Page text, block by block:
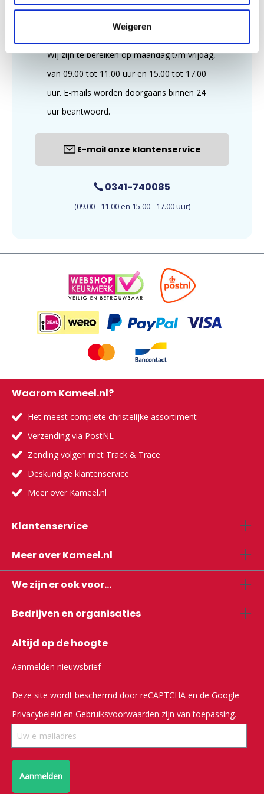
Weigeren
Wij zijn te bereiken op maandag t/m vrijdag,
van 09.00 tot 11.00 uur en 15.00 tot 17.00
uur. E-mails worden doorgaans binnen 24
uur beantwoord.
E-mail onze klantenservice
0341-740085
(09.00 - 11.00 en 15.00 - 17.00 uur)
Waarom Kameel.nl?
Het meest complete christelijke assortiment
Verzending via PostNL
Zending volgen met Track & Trace
Deskundige klantenservice
Meer over Kameel.nl
Klantenservice
Meer over Kameel.nl
We zijn er ook voor...
Bedrijven en organisaties
Altijd op de hoogte
Aanmelden nieuwsbrief
Deze site wordt beschermd door reCAPTCHA en de Google
Privacybeleid en Gebruiksvoorwaarden zijn van toepassing.
Aanmelden